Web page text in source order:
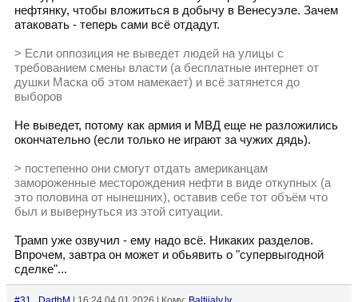
нефтянку, чтобы вложиться в добычу в Венесуэле. Зачем
атаковать - теперь сами всё отдадут.
> Если оппозиция не выведет людей на улицы с
требованием смены власти (а бесплатные интернет от
душки Маска об этом намекает) и всё затянется до
выборов
Не выведет, потому как армия и МВД еще не разложились
окончательно (если только не играют за чужих дядь).
> постепенно они смогут отдать американцам
замороженные месторождения нефти в виде откупных (а
это половина от нынешних), оставив себе тот объём что
был и вывернуться из этой ситуации.
Трамп уже озвучил - ему надо всё. Никаких разделов.
Впрочем, завтра он может и обьявить о "супервыгодной
сделке"...